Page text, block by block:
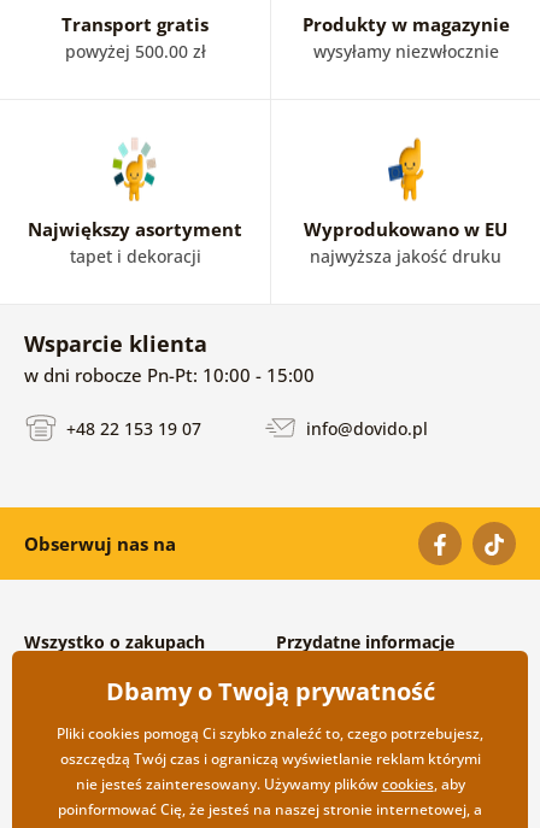
Transport gratis
powyżej 500.00 zł
Produkty w magazynie
wysyłamy niezwłocznie
Największy asortyment
tapet i dekoracji
Wyprodukowano w EU
najwyższa jakość druku
Wsparcie klienta
w dni robocze Pn-Pt: 10:00 - 15:00
+48 22 153 19 07 info@dovido.pl
Obserwuj nas na
Wszystko o zakupach
Warunki handlowe i
reklamacyjne
Prywatność
Opcje wysyłki i płatności
Zwrot towarów
Przydatne informacje
Często zadawane pytania
Kontakt
Współpraca hurtowa
Dbamy o Twoją prywatność
Pliki cookies pomogą Ci szybko znaleźć to, czego potrzebujesz,
oszczędzą Twój czas i ograniczą wyświetlanie reklam którymi
nie jesteś zainteresowany. Używamy plikówcookies, aby
poinformować Cię, że jesteś na naszej stronie internetowej, a